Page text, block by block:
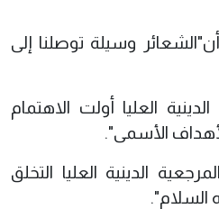
وسيلة توصلنا إلى
العليا أولت الاهتمام
الأسمى".
الدينية العليا التخلق
السلام".